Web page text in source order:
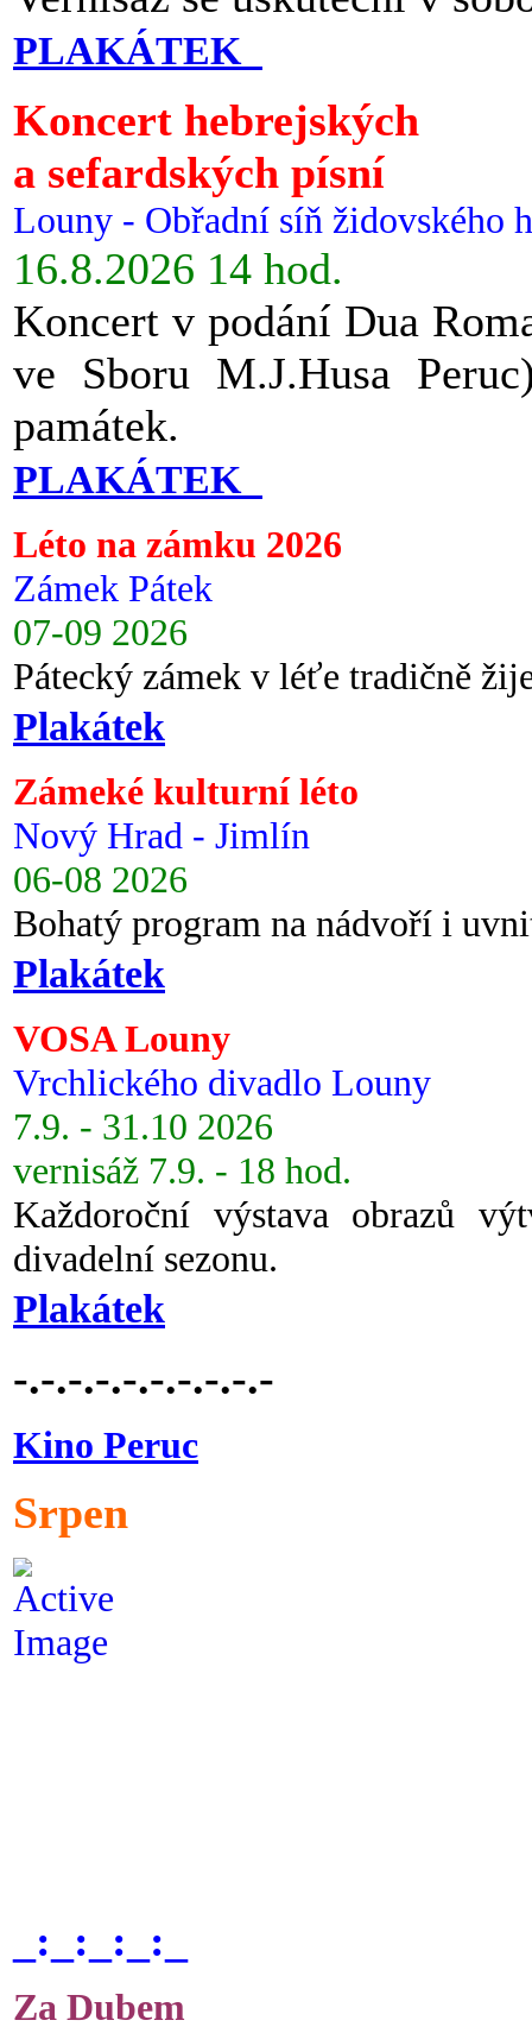
PLAKÁTEK
Koncert hebrejských
a sefardských písní
Louny - Obřadní síň židovského
16.8.2026 14 hod.
Koncert v podání Dua
ve Sboru M.J.Husa
památek.
PLAKÁTEK
Léto na zámku 2026
Zámek Pátek
07-09 2026
Pátecký zámek v léťe tradičně
Plakátek
Zámeké kulturní léto
Nový Hrad - Jimlín
06-08 2026
Bohatý program na nádvoří i
Plakátek
VOSA Louny
Vrchlického divadlo Louny
7.9. - 31.10 2026
vernisáž 7.9. - 18 hod.
Každoroční výstava obrazů
divadelní sezonu.
Plakátek
-.-.-.-.-.-.-.-.-.-
Kino Peruc
Srpen
_:_:_:_:_
Za Dubem